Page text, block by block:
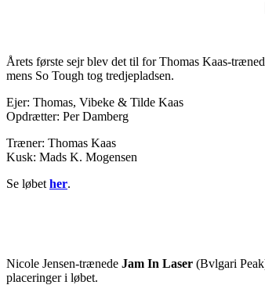
Årets første sejr blev det til for Thomas Kaas-
mens So Tough tog tredjepladsen.
Ejer: Thomas, Vibeke & Tilde Kaas
Opdrætter: Per Damberg
Træner: Thomas Kaas
Kusk: Mads K. Mogensen
Se løbet her.
Nicole Jensen-trænede Jam In Laser (Bvlgari
placeringer i løbet.